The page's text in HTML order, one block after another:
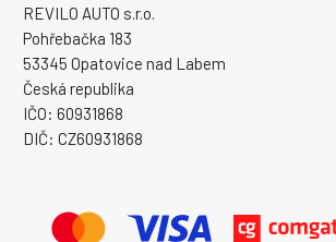
REVILO AUTO s.r.o.
Pohřebačka 183
53345 Opatovice nad Labem
Česká republika
IČO: 60931868
DIČ: CZ60931868